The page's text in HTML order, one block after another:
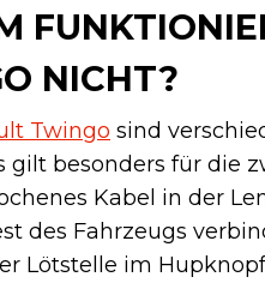
NICHT?
Twingo sind
gilt besonders für die
Kabel in der
des Fahrzeugs
Lötstelle im